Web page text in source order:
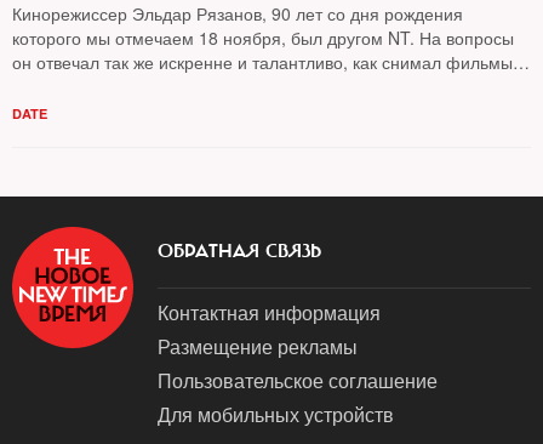
Кинорежиссер Эльдар Рязанов, 90 лет со дня рождения
которого мы отмечаем 18 ноября, был другом NT. На вопросы
он отвечал так же искренне и талантливо, как снимал фильмы.
до последнего дня хотел бы быть на съемочной площадке
DATE
ОБРАТНАЯ СВЯЗЬ
Контактная информация
Размещение рекламы
Пользовательское соглашение
Для мобильных устройств